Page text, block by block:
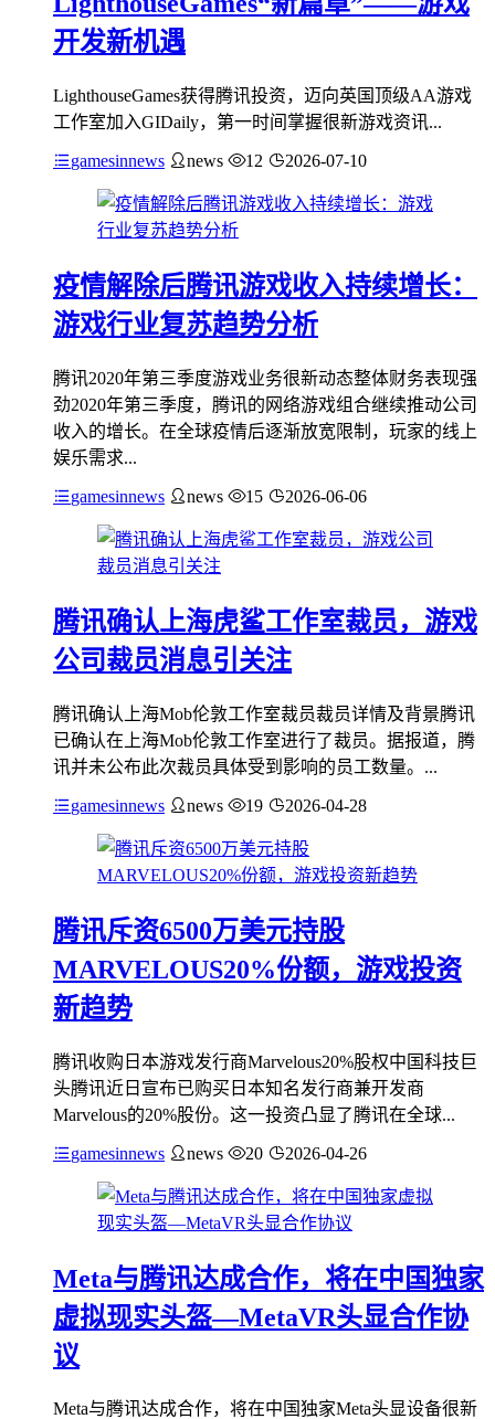
开发新机遇
LighthouseGames获得腾讯投资，迈向英国顶级AA游戏
工作室加入GIDaily，第一时间掌握很新游戏资讯...
gamesinnews news 12 2026-07-10
疫情解除后腾讯游戏收入持续增长：
游戏行业复苏趋势分析
腾讯2020年第三季度游戏业务很新动态整体财务表现强
劲2020年第三季度，腾讯的网络游戏组合继续推动公司
收入的增长。在全球疫情后逐渐放宽限制，玩家的线上
娱乐需求...
gamesinnews news 15 2026-06-06
腾讯确认上海虎鲨工作室裁员，游戏
公司裁员消息引关注
腾讯确认上海Mob伦敦工作室裁员裁员详情及背景腾讯
已确认在上海Mob伦敦工作室进行了裁员。据报道，腾
讯并未公布此次裁员具体受到影响的员工数量。...
gamesinnews news 19 2026-04-28
腾讯斥资6500万美元持股
MARVELOUS20%份额，游戏投资
新趋势
腾讯收购日本游戏发行商Marvelous20%股权中国科技巨
头腾讯近日宣布已购买日本知名发行商兼开发商
Marvelous的20%股份。这一投资凸显了腾讯在全球...
gamesinnews news 20 2026-04-26
Meta与腾讯达成合作，将在中国独家
虚拟现实头盔—MetaVR头显合作协
议
Meta与腾讯达成合作，将在中国独家Meta头显设备很新